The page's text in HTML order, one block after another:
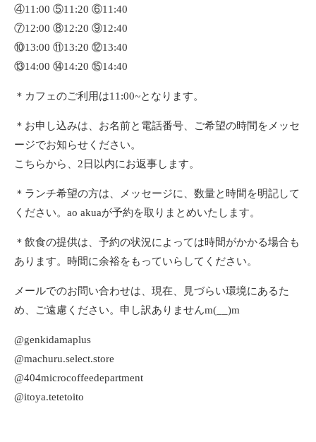
④11:00 ⑤11:20 ⑥11:40
⑦12:00 ⑧12:20 ⑨12:40
⑩13:00 ⑪13:20 ⑫13:40
⑬14:00 ⑭14:20 ⑮14:40
＊カフェのご利用は11:00~となります。
＊お申し込みは、お名前と電話番号、ご希望の時間をメッセ
ージでお知らせください。
こちらから、2日以内にお返事します。
＊ランチ希望の方は、メッセージに、数量と時間を明記して
ください。ao akuaが予約を取りまとめいたします。
＊飲食の提供は、予約の状況によっては時間がかかる場合も
あります。時間に余裕をもっていらしてください。
メールでのお問い合わせは、現在、見づらい環境にあるた
め、ご遠慮ください。申し訳ありませんm(__)m
@genkidamaplus
@machuru.select.store
@404microcoffeedepartment
@itoya.tetetoito